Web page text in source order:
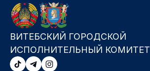
ВИТЕБСКИЙ ГОРОДСКОЙ
ИСПОЛНИТЕЛЬНЫЙ КОМИТЕТ